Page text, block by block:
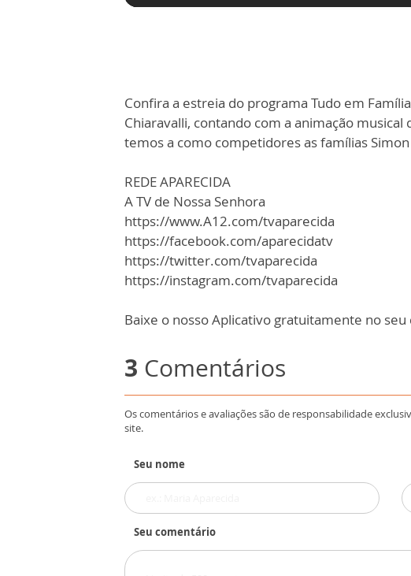
Confira a estreia do programa Tudo em
Chiaravalli, contando com a animação
temos a como competidores as famílias
REDE APARECIDA
A TV de Nossa Senhora
https://www.A12.com/tvaparecida
https://facebook.com/aparecidatv
https://twitter.com/tvaparecida
https://instagram.com/tvaparecida
Baixe o nosso Aplicativo gratuitamente no seu
3 Comentários
Os comentários e avaliações são de responsabilidade
site.
Seu nome
Seu comentário